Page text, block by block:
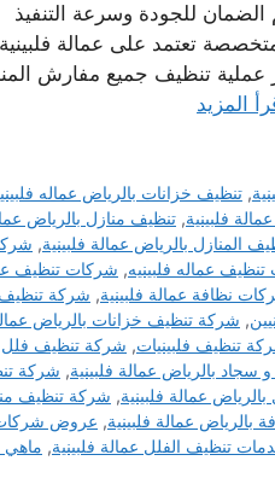
للجودة وسرعة التنفيذ
تعتمد على عمالة فلبينية
عملية تنظيف جميع مفارش
المزيد
,تنظيف خزانات بالرياض عماله
فلبينية, تنظيف منازل بالرياض
المنازل بالرياض عمالة فلبينية,
عماله فلبينيه, شركات تنظيف
نظافة عمالة فلبينية, شركة تنظيف
, شركة تنظيف خزانات بالرياض
تنظيف فلبينيات, شركة تنظيف فلل
بالرياض عمالة فلبينية, شركة
عمالة فلبينية, شركة تنظيف
بالرياض عمالة فلبينية, عروض
تنظيف الفلل عمالة فلبينية,